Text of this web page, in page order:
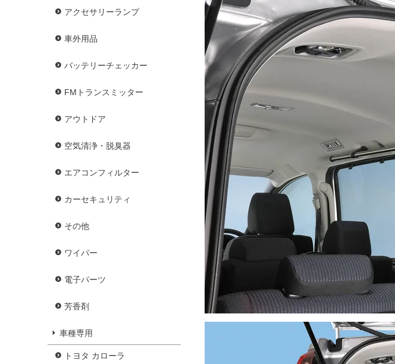
アクセサリーランプ
車外用品
バッテリーチェッカー
FMトランスミッター
アウトドア
空気清浄・脱臭器
エアコンフィルター
カーセキュリティ
その他
ワイパー
電子パーツ
芳香剤
車種専用
トヨタ カローラ